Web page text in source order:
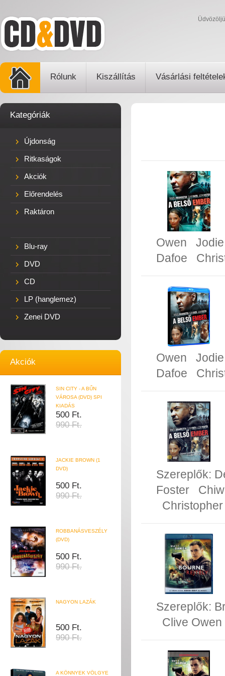
Rólunk Kiszállítás Vásárlási
Kategóriák
Újdonság
Ritkaságok
Akciók
Előrendelés
Raktáron
Blu-ray
DVD
CD
LP (hanglemez)
Zenei DVD
Akciók
SIN CITY - A BŰN
VÁROSA (DVD) SPI
KIADÁS
500 Ft.
990 Ft.
JACKIE BROWN (1
DVD)
500 Ft.
990 Ft.
ROBBANÁSVESZÉLY
(DVD)
500 Ft.
990 Ft.
NAGYON LAZÁK
500 Ft.
990 Ft.
A KÖNNYEK VÖLGYE
Owen
Dafoe
Owen
Dafoe
Szereplők:
Foster
Szereplők:
Clive Owen